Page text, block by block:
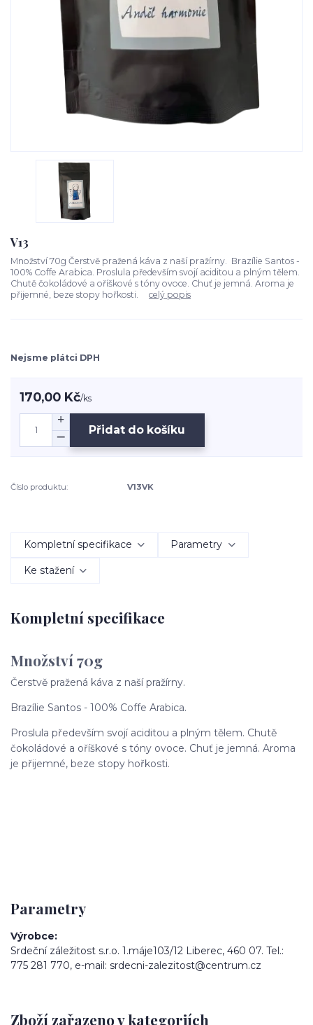
V13
Množství 70g Čerstvě pražená káva z naší pražírny. Brazílie Santos -
100% Coffe Arabica. Proslula především svojí aciditou a plným tělem.
Chutě čokoládové a oříškové s tóny ovoce. Chuť je jemná. Aroma je
přijemné, beze stopy hořkosti. celý popis
Nejsme plátci DPH
170,00 Kč/ks
Přidat do košíku
Číslo produktu: V13VK
Kompletní specifikace Parametry
Ke stažení
Kompletní specifikace
Množství 70g
Čerstvě pražená káva z naší pražírny.
Brazílie Santos - 100% Coffe Arabica.
Proslula především svojí aciditou a plným tělem. Chutě
čokoládové a oříškové s tóny ovoce. Chuť je jemná. Aroma
je přijemné, beze stopy hořkosti.
Parametry
Výrobce
Srdeční záležitost s.r.o. 1.máje103/12 Liberec, 460 07. Tel.:
775 281 770, e-mail: srdecni-zalezitost@centrum.cz
Zboží zařazeno v kategoriích